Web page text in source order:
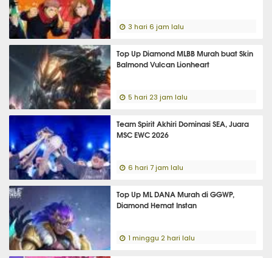
3 hari 6 jam lalu
Top Up Diamond MLBB Murah buat Skin
Balmond Vulcan Lionheart
5 hari 23 jam lalu
Team Spirit Akhiri Dominasi SEA, Juara
MSC EWC 2026
6 hari 7 jam lalu
Top Up ML DANA Murah di GGWP,
Diamond Hemat Instan
1 minggu 2 hari lalu